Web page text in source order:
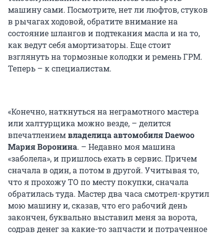
машину сами. Посмотрите, нет ли люфтов, стуков
в рычагах ходовой, обратите внимание на
состояние шлангов и подтекания масла и на то,
как ведут себя амортизаторы. Еще стоит
взглянуть на тормозные колодки и ремень ГРМ.
Теперь – к специалистам.
«Конечно, наткнуться на неграмотного мастера
или халтурщика можно везде, – делится
впечатлениемвладелица автомобиля Daewoo
Мария Воронина. – Недавно моя машина
«заболела», и пришлось ехать в сервис. Причем
сначала в один, а потом в другой. Учитывая то,
что я прохожу ТО по месту покупки, сначала
обратилась туда. Мастер два часа смотрел-крутил
мою машину и, сказав, что его рабочий день
закончен, буквально выставил меня за ворота,
содрав денег за какие-то запчасти и потраченное